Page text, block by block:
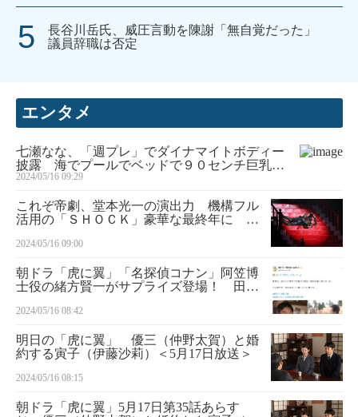
長谷川岳氏、威圧言動を陳謝「無自覚だった」
議員辞職は否定
エンタメ
七瀬なな、「週プレ」でダイナマイトボディー
披露 海でプールでベッドで９０センチ巨乳が
揺れた
2024/05/16 09:29
これぞ帝劇、堂本光一の演出力 機構フル
活用の「ＳＨＯＣＫ」豪華な最終年に ス
2024/05/16 09:00
朝ドラ「虎に翼」「名探偵コナン」阿笠博
士役の緒方賢一がサプライズ登場！ 田中
「またもやレジェンド」
2024/05/16 08:42
明日の「虎に翼」 優三（仲野太賀）と婚
約する寅子（伊藤沙莉）＜5月17日放送＞
2024/05/16 08:15
朝ドラ「虎に翼」5月17日第35話あらす